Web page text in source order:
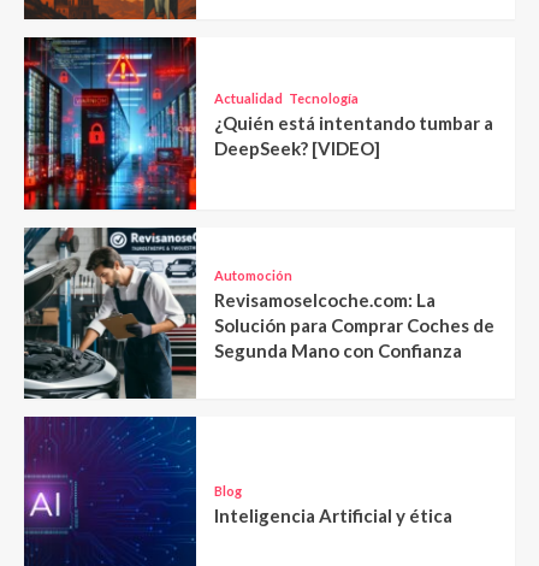
Actualidad Tecnología
¿Quién está intentando tumbar a
DeepSeek? [VIDEO]
Automoción
Revisamoselcoche.com: La
Solución para Comprar Coches de
Segunda Mano con Confianza
Blog
Inteligencia Artificial y ética